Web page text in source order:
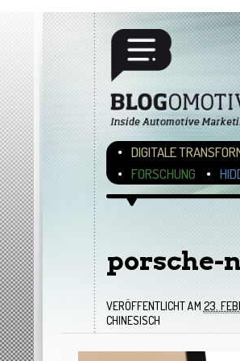
Hauptmenü
ZUM INHALT WECHSELN
ZUM SEKUNDÄREN
DIGITALE
FORSCHUNG
Bilder-Navigation
porsche-
VERÖFFENTLICHT AM 23.
CHINESISCH